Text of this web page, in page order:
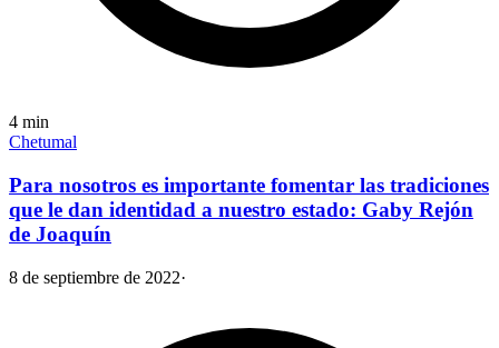
4 min
Chetumal
Para nosotros es importante fomentar las tradiciones
que le dan identidad a nuestro estado: Gaby Rejón
de Joaquín
8 de septiembre de 2022·